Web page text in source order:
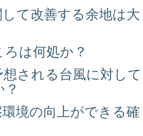
て改善する余地は大
は何処か？
される台風に対して
境の向上ができる確